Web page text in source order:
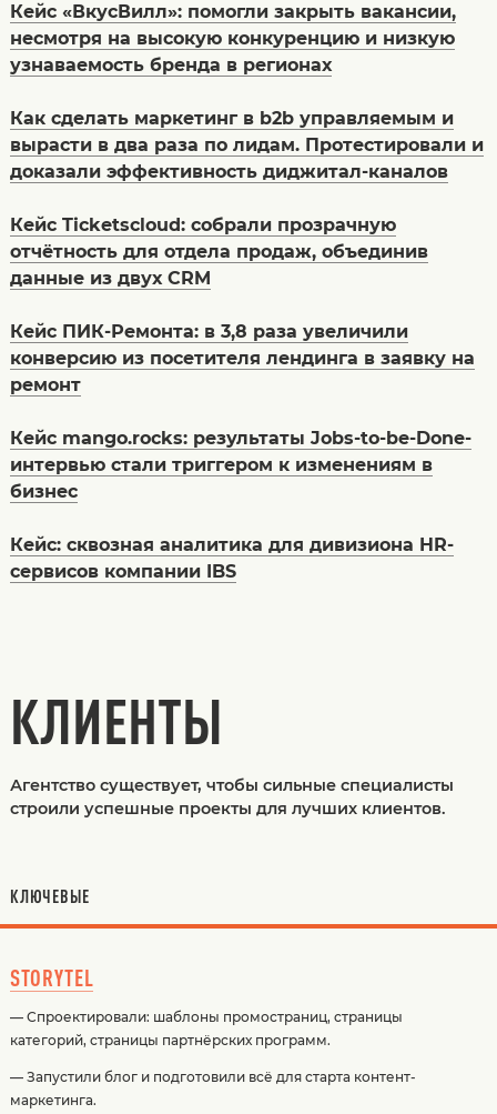
Кейс «ВкусВилл»: помогли закрыть вакансии,
несмотря на высокую конкуренцию и низкую
узнаваемость бренда в регионах
Как сделать маркетинг в b2b управляемым и
вырасти в два раза по лидам. Протестировали и
доказали эффективность диджитал-каналов
Кейс Ticketscloud: собрали прозрачную
отчётность для отдела продаж, объединив
данные из двух CRM
Кейс ПИК-Ремонта: в 3,8 раза увеличили
конверсию из посетителя лендинга в заявку на
ремонт
Кейс mango.rocks: результаты Jobs-to-be-Done-
интервью стали триггером к изменениям в
бизнес
Кейс: сквозная аналитика для дивизиона HR-
сервисов компании IBS
КЛИЕНТЫ
Агентство существует, чтобы сильные специалисты
строили успешные проекты для лучших клиентов.
КЛЮЧЕВЫЕ
STORYTEL
— Спроектировали: шаблоны промостраниц, страницы
категорий, страницы партнёрских программ.
— Запустили блог и подготовили всё для старта контент-
маркетинга.